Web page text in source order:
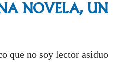
NOVELA, UN
que no soy lector asiduo